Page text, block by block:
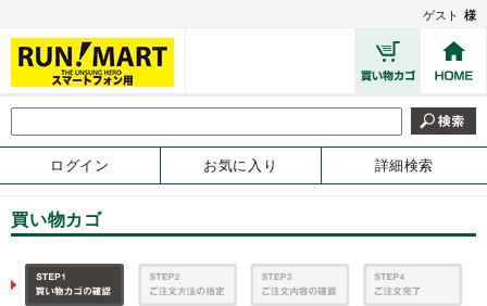
ゲスト 様
ログイン お気に入り 詳細検索
買い物カゴ